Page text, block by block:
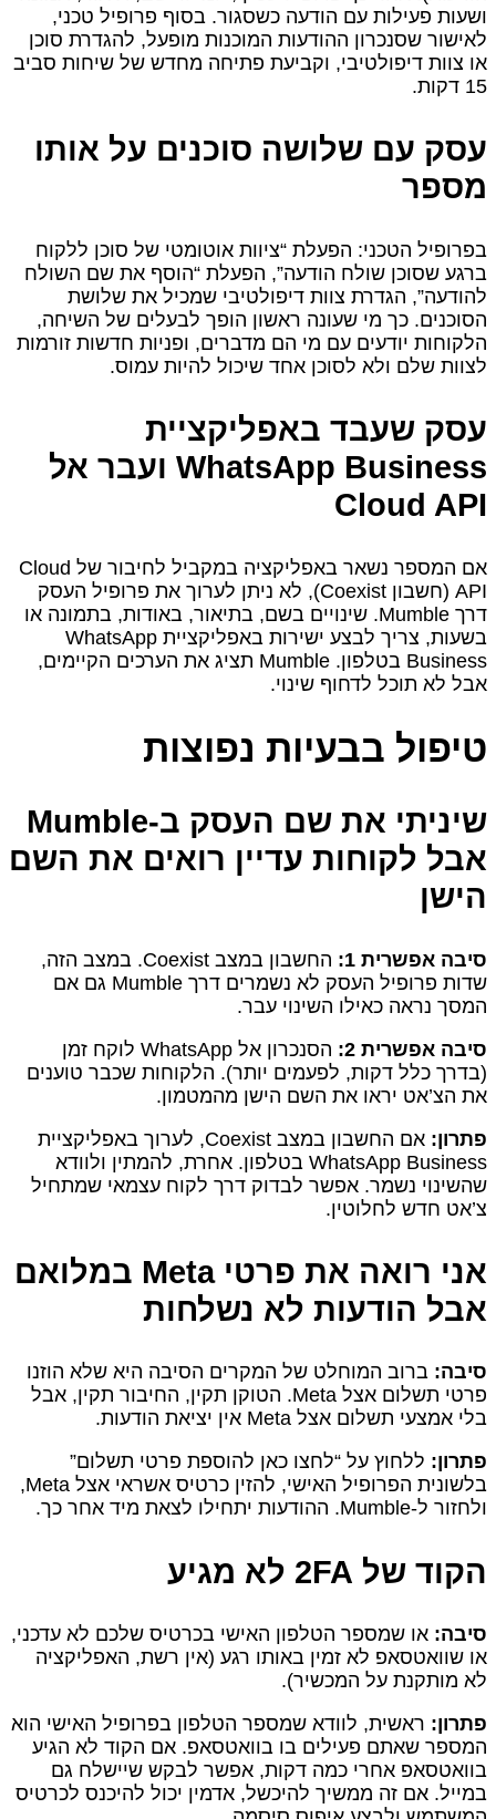
ושעות פעילות עם הודעה כשסגור. בסוף פרופיל טכני,
לאישור שסנכרון ההודעות המוכנות מופעל, להגדרת סוכן
או צוות דיפולטיבי, וקביעת פתיחה מחדש של שיחות סביב
15 דקות.
עסק עם שלושה סוכנים על אותו
מספר
בפרופיל הטכני: הפעלת “ציוות אוטומטי של סוכן ללקוח
ברגע שסוכן שולח הודעה”, הפעלת “הוסף את שם השולח
להודעה”, הגדרת צוות דיפולטיבי שמכיל את שלושת
הסוכנים. כך מי שעונה ראשון הופך לבעלים של השיחה,
הלקוחות יודעים עם מי הם מדברים, ופניות חדשות זורמות
לצוות שלם ולא לסוכן אחד שיכול להיות עמוס.
עסק שעבד באפליקציית
WhatsApp Business ועבר אל
Cloud API
אם המספר נשאר באפליקציה במקביל לחיבור של Cloud
API (חשבון Coexist), לא ניתן לערוך את פרופיל העסק
דרך Mumble. שינויים בשם, בתיאור, באודות, בתמונה או
בשעות, צריך לבצע ישירות באפליקציית WhatsApp
Business בטלפון. Mumble תציג את הערכים הקיימים,
אבל לא תוכל לדחוף שינוי.
טיפול בבעיות נפוצות
שיניתי את שם העסק ב‑Mumble
אבל לקוחות עדיין רואים את השם
הישן
סיבה אפשרית 1:
החשבון במצב Coexist. במצב הזה,
שדות פרופיל העסק לא נשמרים דרך Mumble גם אם
המסך נראה כאילו השינוי עבר.
סיבה אפשרית 2:
הסנכרון אל WhatsApp לוקח זמן
(בדרך כלל דקות, לפעמים יותר). הלקוחות שכבר טוענים
את הצ’אט יראו את השם הישן מהמטמון.
פתרון:
אם החשבון במצב Coexist, לערוך באפליקציית
WhatsApp Business בטלפון. אחרת, להמתין ולוודא
שהשינוי נשמר. אפשר לבדוק דרך לקוח עצמאי שמתחיל
צ’אט חדש לחלוטין.
אני רואה את פרטי Meta במלואם
אבל הודעות לא נשלחות
סיבה: ברוב המוחלט של המקרים הסיבה היא שלא הוזנו
פרטי תשלום אצל Meta. הטוקן תקין, החיבור תקין, אבל
בלי אמצעי תשלום אצל Meta אין יציאת הודעות.
פתרון: ללחוץ על “לחצו כאן להוספת פרטי תשלום”
בלשונית הפרופיל האישי, להזין כרטיס אשראי אצל Meta,
ולחזור ל‑Mumble. ההודעות יתחילו לצאת מיד אחר כך.
הקוד של 2FA לא מגיע
סיבה: או שמספר הטלפון האישי בכרטיס שלכם לא עדכני,
או שוואטסאפ לא זמין באותו רגע (אין רשת, האפליקציה
לא מותקנת על המכשיר).
פתרון: ראשית, לוודא שמספר הטלפון בפרופיל האישי הוא
המספר שאתם פעילים בו בוואטסאפ. אם הקוד לא הגיע
בוואטסאפ אחרי כמה דקות, אפשר לבקש שיישלח גם
במייל. אם זה ממשיך להיכשל, אדמין יכול להיכנס לכרטיס